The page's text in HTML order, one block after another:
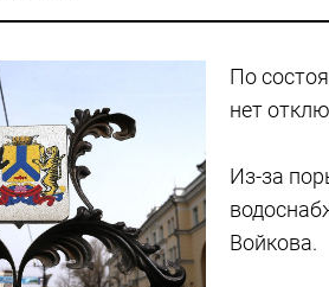
По
нет
Из-за
Войкова.